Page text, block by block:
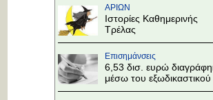
ΑΡΙΩΝ
Ιστορίες Καθημερινής
Τρέλας
Επισημάνσεις
6,53 δισ. ευρώ
μέσω του εξωδικαστικού